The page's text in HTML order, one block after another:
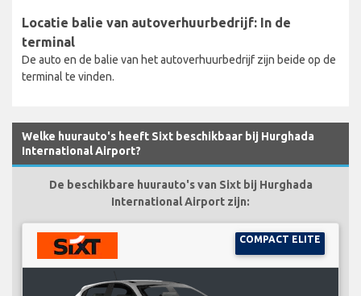
Locatie balie van autoverhuurbedrijf: In de
terminal
De auto en de balie van het autoverhuurbedrijf zijn beide op de
terminal te vinden.
Welke huurauto's heeft Sixt beschikbaar bij Hurghada
International Airport?
De beschikbare huurauto's van Sixt bij Hurghada
International Airport zijn:
COMPACT ELITE